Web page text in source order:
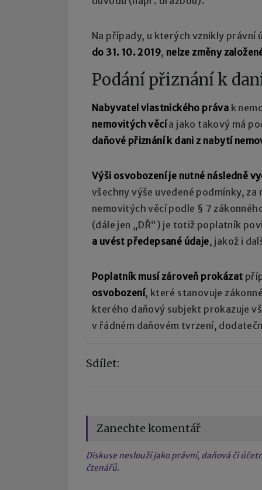
Na případy, u kterých vznikly
do 31. 10. 2019, nelze změny
Podání přiznání k
Nabyvatel vlastnického práva k
nemovitých věcía jako takový má
daňové přiznání k dani z nabytí
Výši osvobození je nutné následně
všechny výše uvedené podmínky,
nemovitých věcí podle § 7
(dále jen „DŘ“) je totiž poplatník
a uvést předepsané údaje, jakož i
Poplatník musí zároveň prokázat
osvobození, které stanovuje
kterého daňový subjekt prokazuje
v řádném daňovém tvrzení,
Sdílet:
Zanechte komentář
Diskuse neslouží jako právní, daňová či
čtenářů.